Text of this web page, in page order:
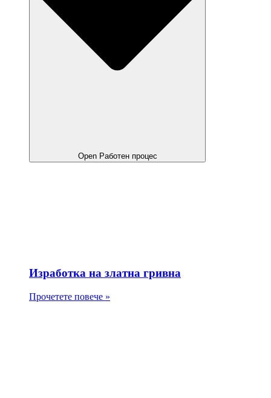
Open Работен процес
Изработка на златна гривна
Прочетете повече »